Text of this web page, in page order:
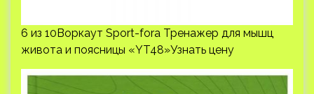
6 из 10Воркаут Sport-fora Тренажер для мышц
живота и поясницы «YT48»Узнать цену